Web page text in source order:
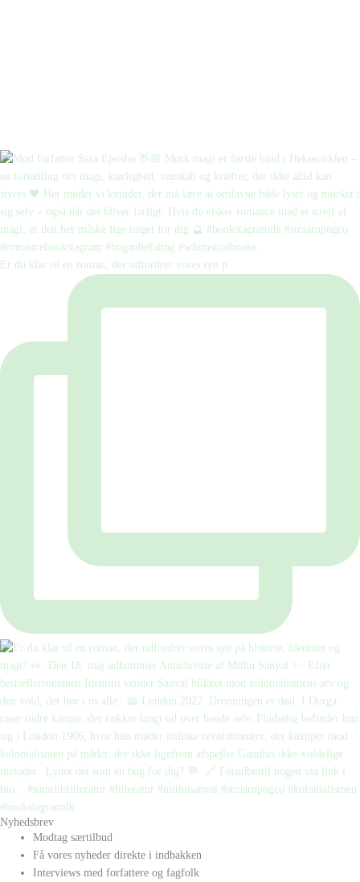
Er du klar til en roman, der udfordrer vores syn p
Nyhedsbrev
Modtag særtilbud
Få vores nyheder direkte i indbakken
Interviews med forfattere og fagfolk